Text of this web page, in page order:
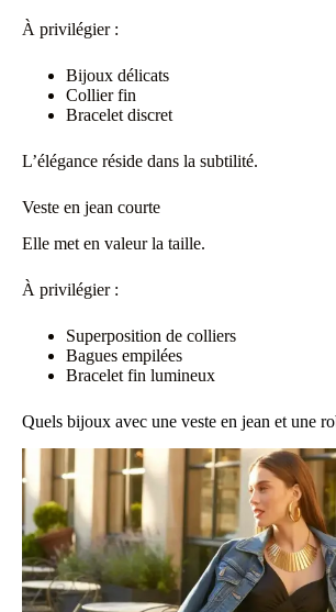
À privilégier :
Bijoux délicats
Collier fin
Bracelet discret
L’élégance réside dans la subtilité.
Veste en jean courte
Elle met en valeur la taille.
À privilégier :
Superposition de colliers
Bagues empilées
Bracelet fin lumineux
Quels bijoux avec une veste en jean et une